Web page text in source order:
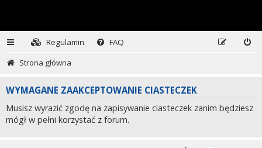
Regulamin
FAQ
Strona główna
WYMAGANE ZAAKCEPTOWANIE CIASTECZEK
Musisz wyrazić zgodę na zapisywanie ciasteczek zanim będziesz
mógł w pełni korzystać z forum.